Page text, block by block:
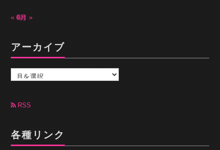
« 6月8月 »
アーカイブ
カ
ブRSS
各種リンク